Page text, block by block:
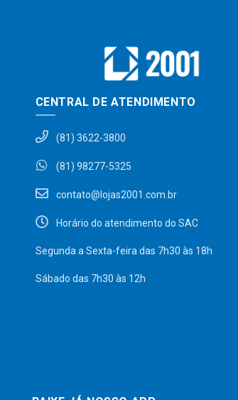
CENTRAL DE ATENDIMENTO
(81) 3622-3800
(81) 98277-5325
contato@lojas2001.com.br
Horário do atendimento do SAC
Segunda a Sexta-feira das 7h30 às 18h
Sábado das 7h30 às 12h